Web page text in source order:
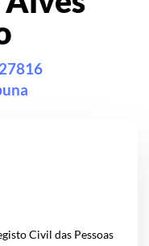
Civil das Pessoas